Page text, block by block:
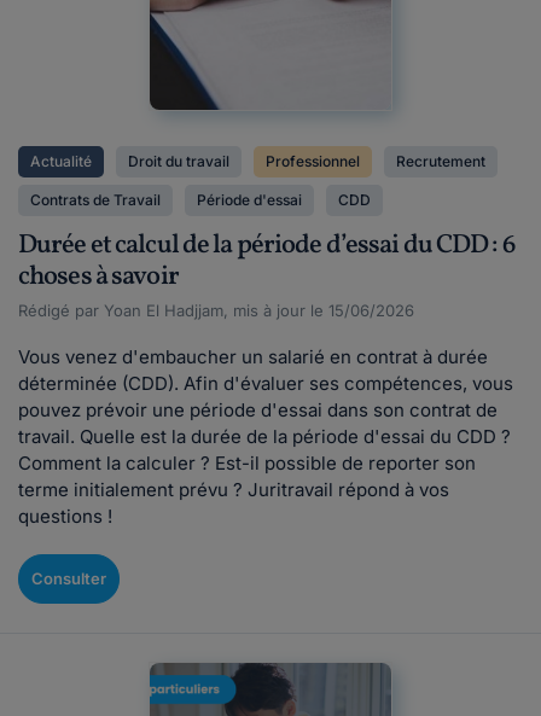
Actualité Droit du travail Professionnel Recrutement
Contrats de Travail Période d'essai CDD
Durée et calcul de la période d’essai du CDD : 6
choses à savoir
Rédigé par Yoan El Hadjjam, mis à jour le 15/06/2026
Vous venez d'embaucher un salarié en contrat à durée
déterminée (CDD). Afin d'évaluer ses compétences, vous
pouvez prévoir une période d'essai dans son contrat de
travail. Quelle est la durée de la période d'essai du CDD ?
Comment la calculer ? Est-il possible de reporter son
terme initialement prévu ? Juritravail répond à vos
questions !
Consulter